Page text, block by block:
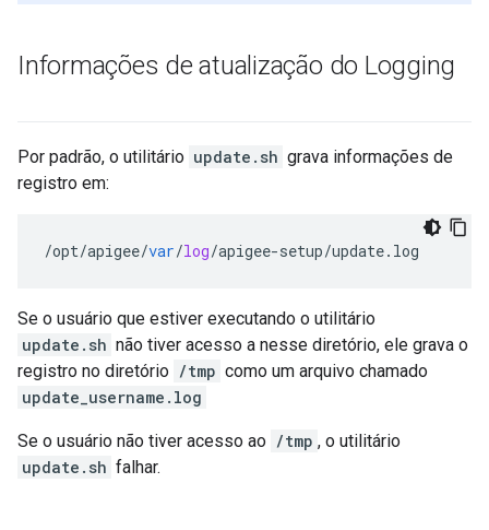
Informações de atualização do Logging
Por padrão, o utilitário update.sh grava informações de
registro em:
/opt/apigee/var/log/apigee-setup/update. log
Se o usuário que estiver executando o utilitário
update.sh não tiver acesso a nesse diretório, ele grava o
registro no diretório /tmp como um arquivo chamado
update_username.log
Se o usuário não tiver acesso ao /tmp , o utilitário
update.sh falhar.